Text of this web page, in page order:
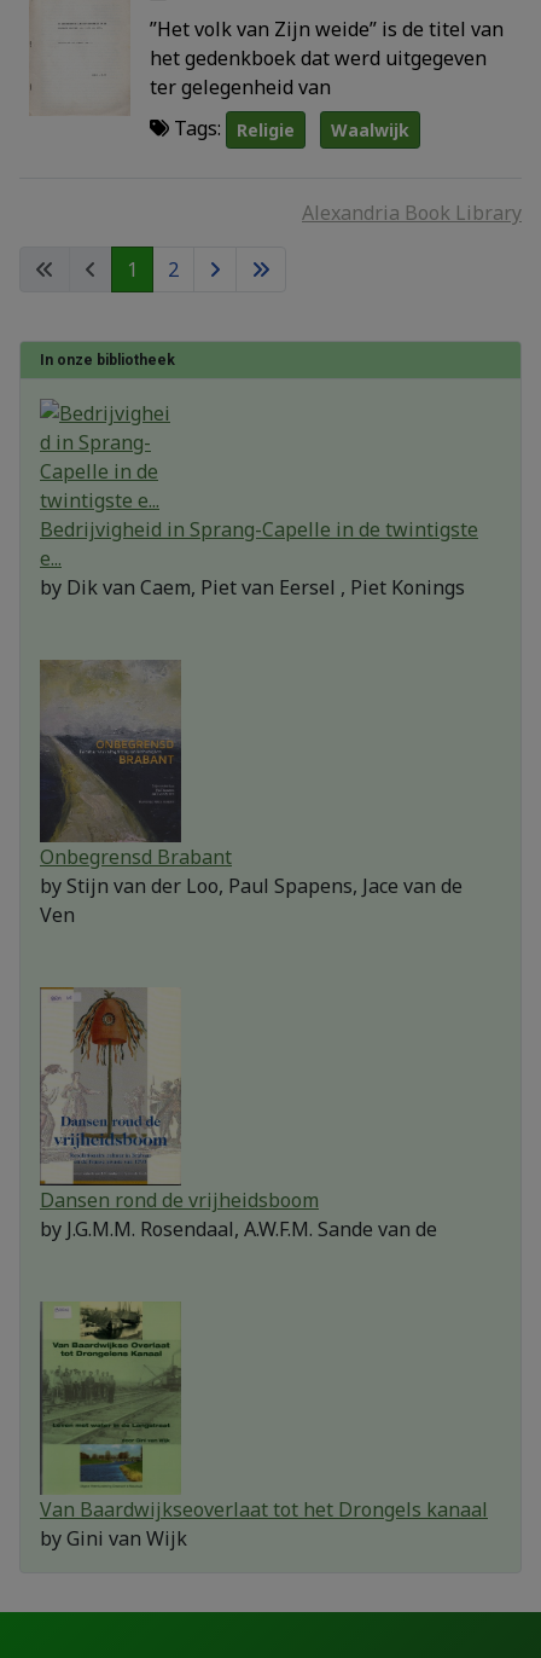
”Het volk van Zijn weide” is de titel van
het gedenkboek dat werd uitgegeven
ter gelegenheid van
Tags:
Religie Waalwijk
Alexandria Book Library
1 2
In onze bibliotheek
Bedrijvigheid in Sprang-Capelle in de twintigste
e...
by Dik van Caem, Piet van Eersel , Piet Konings
Onbegrensd Brabant
byStijn van der Loo, Paul Spapens, Jace van de
Ven
Dansen rond de vrijheidsboom
by J.G.M.M. Rosendaal, A.W.F.M. Sande van de
Van Baardwijkseoverlaat tot het Drongels kanaal
byGini van Wijk